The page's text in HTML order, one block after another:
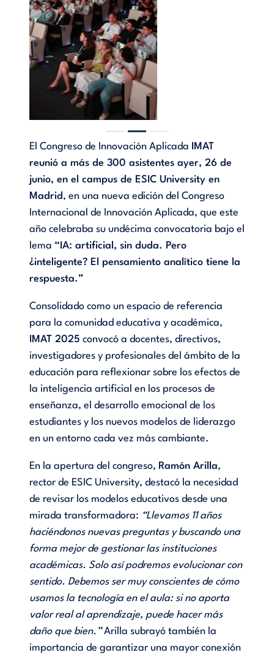
El Congreso de Innovación Aplicada
IMAT
reunió a más de 300 asistentes ayer, 26 de
junio, en el campus de ESIC University en
Madrid , en una nueva edición del Congreso
Internacional de Innovación Aplicada, que este
año celebraba su undécima convocatoria bajo el
lema “IA: artificial, sin duda. Pero
¿inteligente? El pensamiento analítico tiene la
respuesta.”
Consolidado como un espacio de referencia
para la comunidad educativa y académica,
IMAT 2025 convocó a docentes, directivos,
investigadores y profesionales del ámbito de la
educación para reflexionar sobre los efectos de
la inteligencia artificial en los procesos de
enseñanza, el desarrollo emocional de los
estudiantes y los nuevos modelos de liderazgo
en un entorno cada vez más cambiante.
En la apertura del congreso, Ramón Arilla,
rector de ESIC University, destacó la necesidad
de revisar los modelos educativos desde una
mirada transformadora: “Llevamos 11 años
haciéndonos nuevas preguntas y buscando una
forma mejor de gestionar las instituciones
académicas. Solo así podremos evolucionar con
sentido. Debemos ser muy conscientes de cómo
usamos la tecnología en el aula: si no aporta
valor real al aprendizaje, puede hacer más
daño que bien.”Arilla subrayó también la
importancia de garantizar una mayor conexión